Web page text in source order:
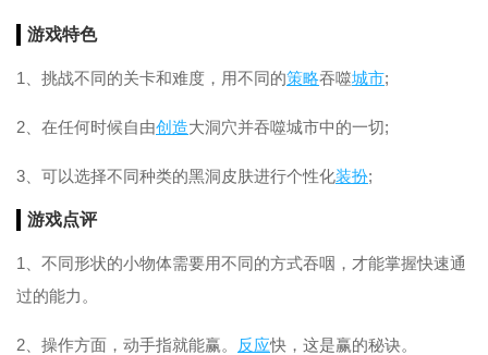
游戏特色
1、挑战不同的关卡和难度，用不同的策略吞噬城市;
2、在任何时候自由创造大洞穴并吞噬城市中的一切;
3、可以选择不同种类的黑洞皮肤进行个性化装扮;
游戏点评
1、不同形状的小物体需要用不同的方式吞咽，才能掌握快速通
过的能力。
2、操作方面，动手指就能赢。 反应快，这是赢的秘诀。